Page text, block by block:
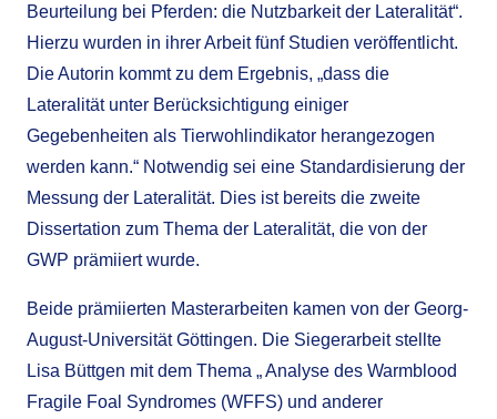
Beurteilung bei Pferden: die Nutzbarkeit der Lateralität“.
Hierzu wurden in ihrer Arbeit fünf Studien veröffentlicht.
Die Autorin kommt zu dem Ergebnis, „dass die
Lateralität unter Berücksichtigung einiger
Gegebenheiten als Tierwohlindikator herangezogen
werden kann.“ Notwendig sei eine Standardisierung der
Messung der Lateralität. Dies ist bereits die zweite
Dissertation zum Thema der Lateralität, die von der
GWP prämiiert wurde.
Beide prämiierten Masterarbeiten kamen von der Georg-
August-Universität Göttingen. Die Siegerarbeit stellte
Lisa Büttgen mit dem Thema „ Analyse des Warmblood
Fragile Foal Syndromes (WFFS) und anderer